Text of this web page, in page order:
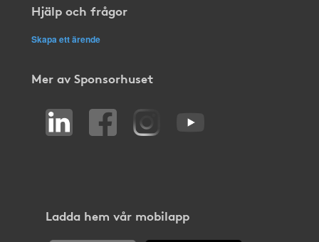
Hjälp och frågor
Skapa ett ärende
Mer av Sponsorhuset
Ladda hem vår mobilapp